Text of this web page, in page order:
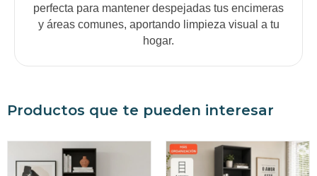
perfecta para mantener despejadas tus encimeras
y áreas comunes, aportando limpieza visual a tu
hogar.
Productos que te pueden interesar